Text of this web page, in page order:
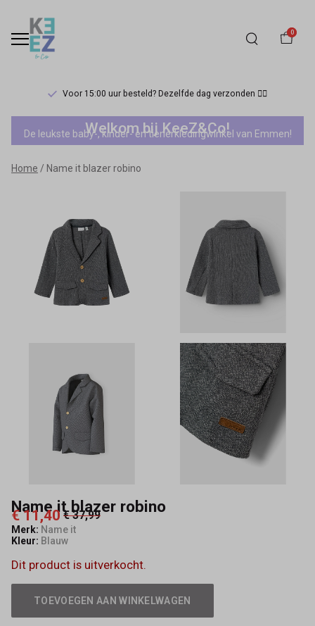
0
Voor 15:00 uur besteld? Dezelfde dag verzonden 🏃‍♀️
Name
it
blazer
robino
Keez&Co
Welkom bij KeeZ&Co!
De leukste baby-, kinder- en tienerkledingwinkel van Emmen!
Home Name it blazer robino
Name it blazer robino
€ 11,40 € 37,99
Merk: Name it
Kleur: Blauw
Dit product is uitverkocht.
TOEVOEGEN AAN WINKELWAGEN